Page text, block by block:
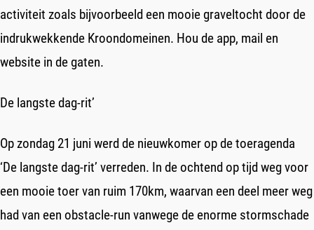
activiteit zoals bijvoorbeeld een mooie graveltocht door de
indrukwekkende Kroondomeinen. Hou de app, mail en
website in de gaten.
De langste dag-rit’
Op zondag 21 juni werd de nieuwkomer op de toeragenda
‘De langste dag-rit’ verreden. In de ochtend op tijd weg voor
een mooie toer van ruim 170km, waarvan een deel meer weg
had van een obstacle-run vanwege de enorme stormschade